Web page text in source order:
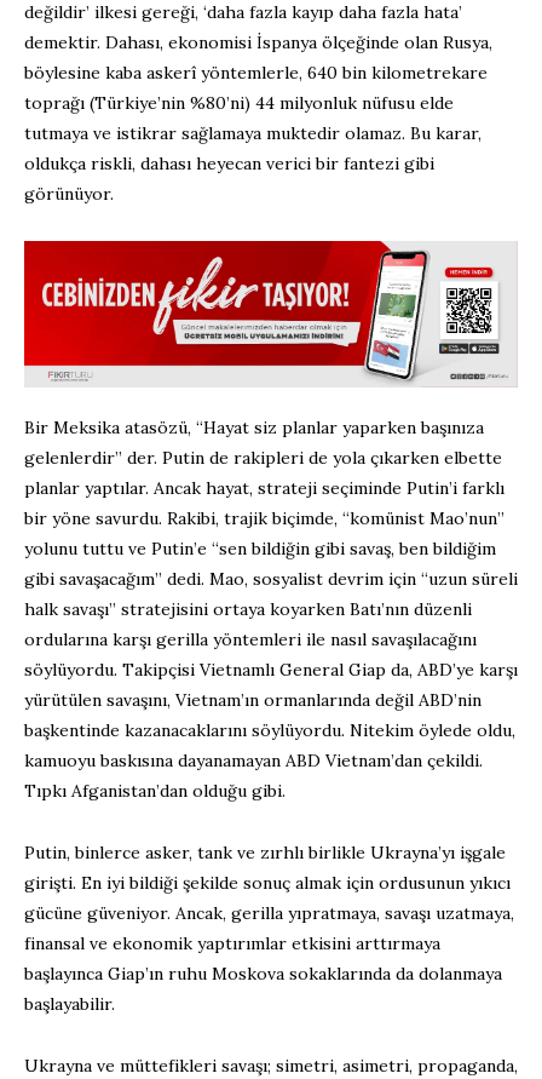
değildir’ ilkesi gereği, ‘daha fazla kayıp daha fazla hata’
demektir. Dahası, ekonomisi İspanya ölçeğinde olan Rusya,
böylesine kaba askerî yöntemlerle, 640 bin kilometrekare
toprağı (Türkiye’nin %80’ni) 44 milyonluk nüfusu elde
tutmaya ve istikrar sağlamaya muktedir olamaz. Bu karar,
oldukça riskli, dahası heyecan verici bir fantezi gibi
görünüyor.
Bir Meksika atasözü, “Hayat siz planlar yaparken başınıza
gelenlerdir” der. Putin de rakipleri de yola çıkarken elbette
planlar yaptılar. Ancak hayat, strateji seçiminde Putin’i farklı
bir yöne savurdu. Rakibi, trajik biçimde, “komünist Mao’nun”
yolunu tuttu ve Putin’e “sen bildiğin gibi savaş, ben bildiğim
gibi savaşacağım” dedi. Mao, sosyalist devrim için “uzun süreli
halk savaşı” stratejisini ortaya koyarken Batı’nın düzenli
ordularına karşı gerilla yöntemleri ile nasıl savaşılacağını
söylüyordu. Takipçisi Vietnamlı General Giap da, ABD’ye karşı
yürütülen savaşını, Vietnam’ın ormanlarında değil ABD’nin
başkentinde kazanacaklarını söylüyordu. Nitekim öylede oldu,
kamuoyu baskısına dayanamayan ABD Vietnam’dan çekildi.
Tıpkı Afganistan’dan olduğu gibi.
Putin, binlerce asker, tank ve zırhlı birlikle Ukrayna’yı işgale
girişti. En iyi bildiği şekilde sonuç almak için ordusunun yıkıcı
gücüne güveniyor. Ancak, gerilla yıpratmaya, savaşı uzatmaya,
finansal ve ekonomik yaptırımlar etkisini arttırmaya
başlayınca Giap’ın ruhu Moskova sokaklarında da dolanmaya
başlayabilir.
Ukrayna ve müttefikleri savaşı; simetri, asimetri, propaganda,